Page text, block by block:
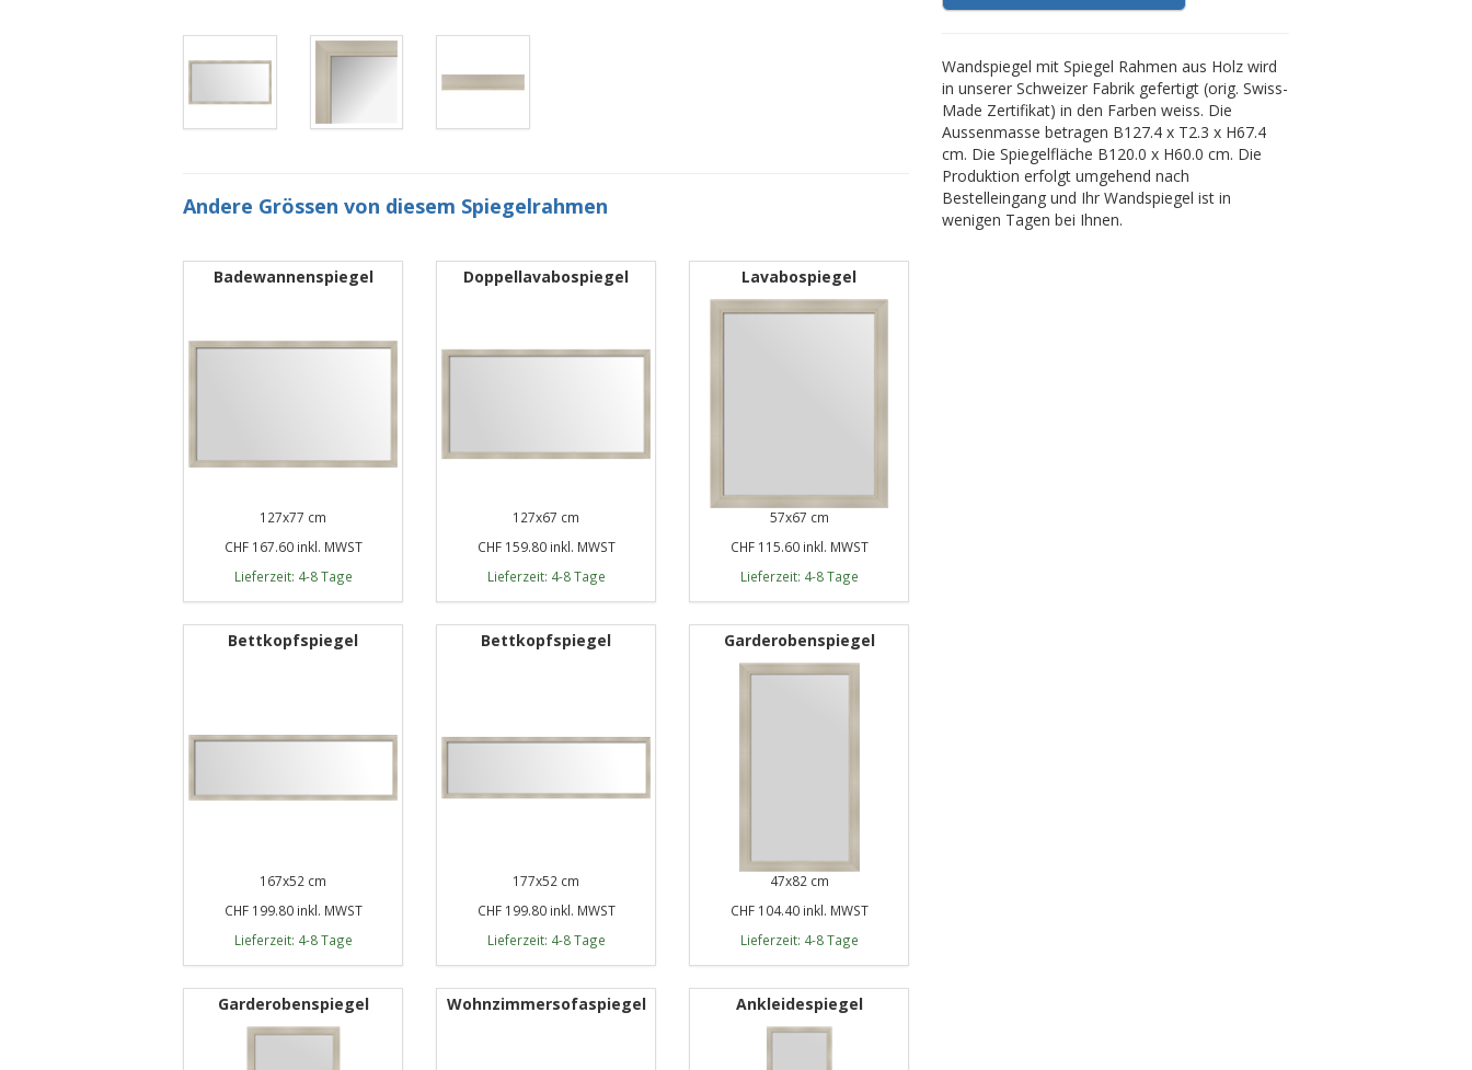
Andere Grössen von diesem Spiegelrahmen
Badewannenspiegel
127x77 cm
CHF 167.60 inkl. MWST
Lieferzeit: 4-8 Tage
Doppellavabospiegel
127x67 cm
CHF 159.80 inkl. MWST
Lieferzeit: 4-8 Tage
Lavabospiegel
57x67 cm
CHF 115.60 inkl. MWST
Lieferzeit: 4-8 Tage
Bettkopfspiegel
167x52 cm
CHF 199.80 inkl. MWST
Lieferzeit: 4-8 Tage
Bettkopfspiegel
177x52 cm
CHF 199.80 inkl. MWST
Lieferzeit: 4-8 Tage
Garderobenspiegel
47x82 cm
CHF 104.40 inkl. MWST
Lieferzeit: 4-8 Tage
Garderobenspiegel Wohnzimmersofaspiegel Ankleidespiegel
Wandspiegel mit Spiegel Rahmen aus Holz wird
in unserer Schweizer Fabrik gefertigt (orig. Swiss-
Made Zertifikat) in den Farben weiss. Die
Aussenmasse betragen B127.4 x T2.3 x H67.4
cm. Die Spiegelfläche B120.0 x H60.0 cm. Die
Produktion erfolgt umgehend nach
Bestelleingang und Ihr Wandspiegel ist in
wenigen Tagen bei Ihnen.